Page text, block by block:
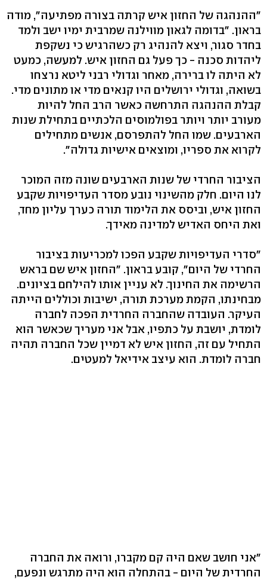
"ההנהגה של החזון איש קרתה בצורה מפתיעה", מודה
בראון. "בדומה לגאון מווילנה שמרבית ימיו ישב ולמד
בחדר סגור, ויצא להנהיג רק כשהרגיש כי נשקפת
ליהדות סכנה - כך פעל גם החזון איש. למעשה, כמעט
לא היתה לו ברירה, מאחר וגדולי רבני ליטא נרצחו
בשואה, וגדולי ירושלים היו קנאים מדי או מתונים מדי.
קבלת ההנהגה התרחשה כאשר הרב החל להיות
מעורב יותר ויותר בפולמוסים הלכתיים בתחילת שנות
הארבעים. שמו החל להתפרסם, אנשים מתחילים
לקרוא את ספריו, ומוצאים אישיות גדולה".
הציבור החרדי של שנות הארבעים שונה מזה המוכר
לנו היום. חלק מהשינוי נובע מסדר העדיפויות שקבע
החזון איש, וביסס את הלימוד תורה כערך עליון מחד,
ואת היחס האדיש למדינה מאידך.
"סדרי העדיפויות שקבע הפכו למכריעות בציבור
החרדי של היום", קובע בראון. "החזון איש שם בראש
הרשימה את החינוך. לא עניין אותו להילחם בציונים.
מבחינתו, הקמת מערכת תורה, ישיבות וכוללים הייתה
העיקר. העובדה שהחברה החרדית הפכה לחברה
לומדת, יושבת על כתפיו, אבל אני מעריך שכאשר הוא
התחיל עם זה, החזון איש לא דמיין שכל החברה תהיה
חברה לומדת. הוא עיצב אידיאל למעטים.
"אני חושב שאם היה קם מקברו, ורואה את החברה
החרדית של היום - בהתחלה הוא היה מתרגש ונפעם,